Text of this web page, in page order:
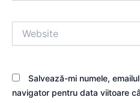
Salvează-mi numele,
navigator pentru data viitoare